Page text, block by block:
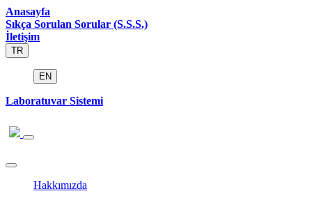
Anasayfa
Sıkça Sorulan Sorular (S.S.S.)
İletişim
TR
EN
Laboratuvar Sistemi
Hakkımızda